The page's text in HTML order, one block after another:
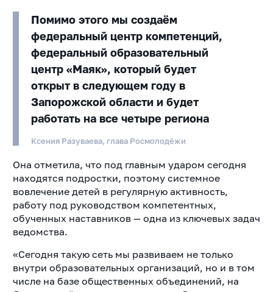
Помимо этого мы создаём
федеральный центр компетенций,
федеральный образовательный
центр «Маяк», который будет
открыт в следующем году в
Запорожской области и будет
работать на все четыре региона
Ксения Разуваева, глава Росмолодёжи
Она отметила, что под главным ударом сегодня
находятся подростки, поэтому системное
вовлечение детей в регулярную активность,
работу под руководством компетентных,
обученных наставников — одна из ключевых задач
ведомства.
«Сегодня такую сеть мы развиваем не только
внутри образовательных организаций, но и в том
числе на базе общественных объединений, на